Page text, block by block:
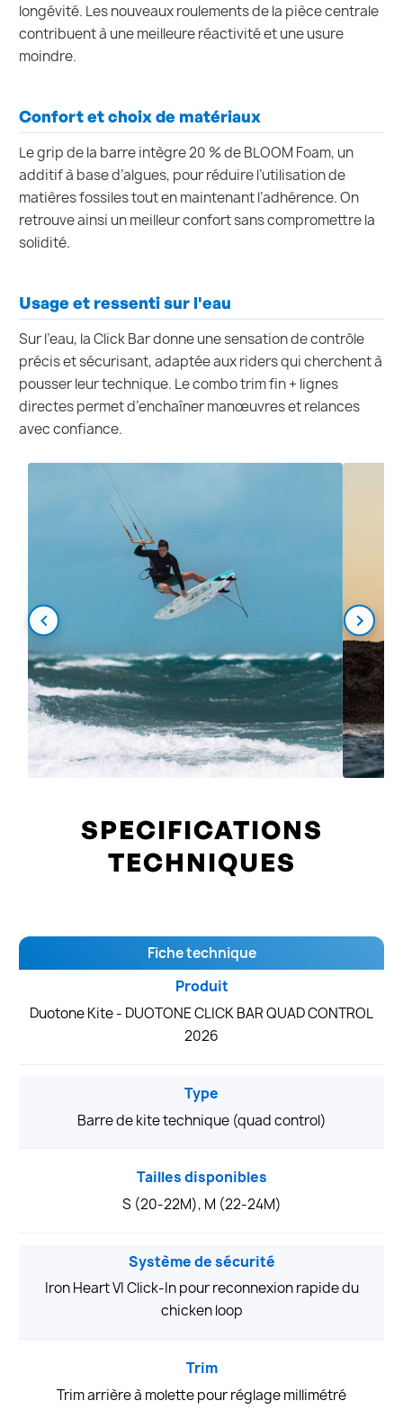
longévité. Les nouveaux roulements de la pièce centrale
contribuent à une meilleure réactivité et une usure
moindre.
Confort et choix de matériaux
Le grip de la barre intègre 20 % de BLOOM Foam, un
additif à base d’algues, pour réduire l’utilisation de
matières fossiles tout en maintenant l’adhérence. On
retrouve ainsi un meilleur confort sans compromettre la
solidité.
Usage et ressenti sur l'eau
Sur l’eau, la Click Bar donne une sensation de contrôle
précis et sécurisant, adaptée aux riders qui cherchent à
pousser leur technique. Le combo trim fin + lignes
directes permet d’enchaîner manœuvres et relances
avec confiance.
SPECIFICATIONS
TECHNIQUES
Fiche technique
Produit
Duotone Kite - DUOTONE CLICK BAR QUAD CONTROL
2026
Type
Barre de kite technique (quad control)
Tailles disponibles
S (20-22M), M (22-24M)
Système de sécurité
Iron Heart VI Click-In pour reconnexion rapide du
chicken loop
Trim
Trim arrière à molette pour réglage millimétré